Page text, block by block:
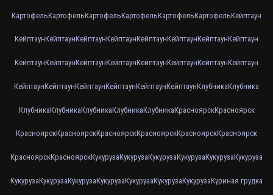
КартофельКартофельКартофельКартофельКартофельКартофельКейптаун
КейптаунКейптаунКейптаунКейптаунКейптаунКейптаунКейптаунКейптаун
КейптаунКейптаунКейптаунКейптаунКейптаунКейптаунКейптаунКейптаун
КейптаунКейптаунКейптаунКейптаунКейптаунКейптаунКлубникаКлубника
КлубникаКлубникаКлубникаКлубникаКлубникаКрасноярскКрасноярск
КрасноярскКрасноярскКрасноярскКрасноярскКрасноярскКрасноярск
КрасноярскКрасноярскКукурузаКукурузаКукурузаКукурузаКукурузаКукуруза
КукурузаКукурузаКукурузаКукурузаКукурузаКукурузаКукурузаКуриная грудка